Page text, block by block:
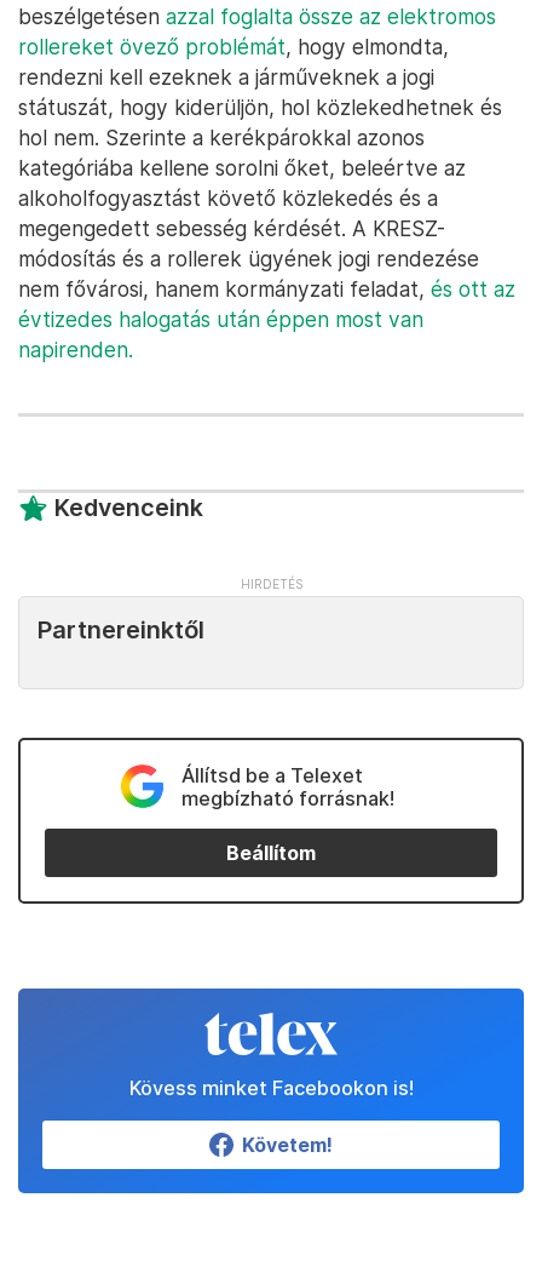
beszélgetésen azzal foglalta össze az elektromos
rollereket övező problémát, hogy elmondta,
rendezni kell ezeknek a járműveknek a jogi
státuszát, hogy kiderüljön, hol közlekedhetnek és
hol nem. Szerinte a kerékpárokkal azonos
kategóriába kellene sorolni őket, beleértve az
alkoholfogyasztást követő közlekedés és a
megengedett sebesség kérdését. A KRESZ-
módosítás és a rollerek ügyének jogi rendezése
nem fővárosi, hanem kormányzati feladat, és ott az
évtizedes halogatás után éppen most van
napirenden.
Kedvenceink
Partnereinktől
Állítsd be a Telexet
megbízható forrásnak!
Beállítom
Kövess minket Facebookon is!
Követem!